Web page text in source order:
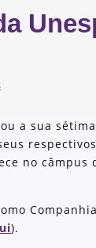
a sua
no câmpus
).